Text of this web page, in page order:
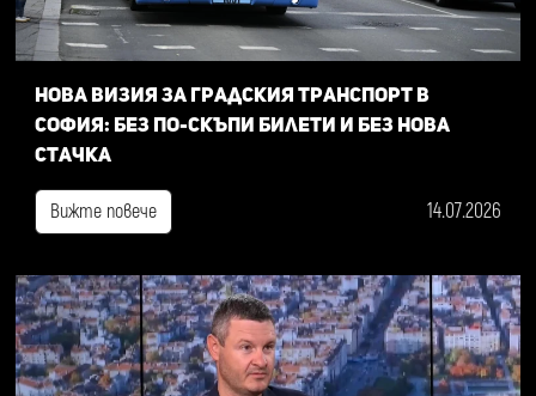
Нова визия за градския транспорт в
София: Без по-скъпи билети и без нова
стачка
Вижте повече 14.07.2026